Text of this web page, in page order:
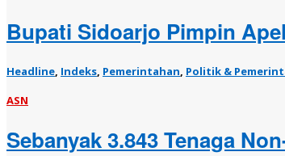
Bupati Sidoarjo Pimpin
Headline Indeks Pemerintahan Politik &
ASN
Sebanyak 3.843 Tenaga